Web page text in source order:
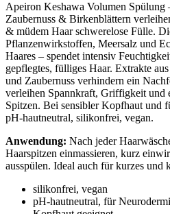
Apeiron Keshawa Volumen Spülung
Zaubernuss & Birkenblättern
& müdem Haar schwerelose Fülle.
Pflanzenwirkstoffen, Meersalz und
Haares – spendet intensiv
gepflegtes, fülliges Haar. Extrakte
und Zaubernuss verhindern ein
verleihen Spannkraft, Griffigkeit und
Spitzen. Bei sensibler Kopfhaut und
pH-hautneutral, silikonfrei, vegan.
Anwendung: Nach jeder
Haarspitzen einmassieren, kurz
ausspülen. Ideal auch für kurzes und
silikonfrei, vegan
pH-hautneutral, für